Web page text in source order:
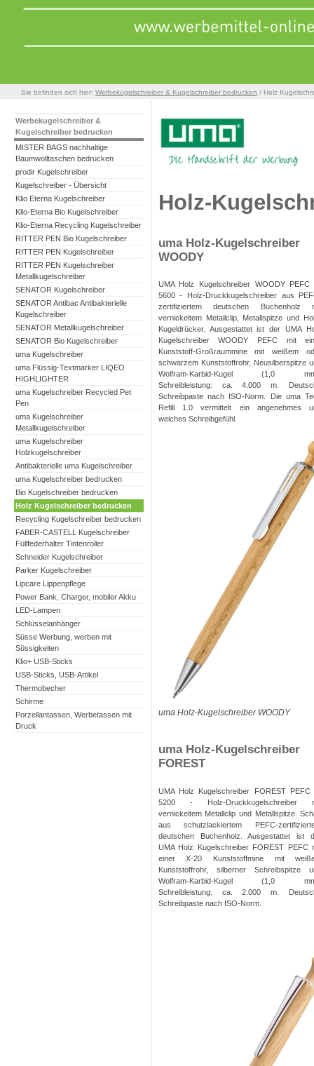
Sie befinden sich hier: Werbekugelschreiber & Kugelschreiber bedrucken / Holz
Holz-
uma Holz-Kugelschreiber
WOODY
UMA Holz Kugelschreiber WOODY PEFC
5600 - Holz-Druckkugelschreiber aus
zertifiziertem deutschen Buchenholz
vernickeltem Metallclip, Metallspitze und
Kugeldrücker. Ausgestattet ist der UMA
Kugelschreiber WOODY PEFC mit
Kunststoff-Großraummine mit weißem
schwarzem Kunststoffrohr, Neusilberspitze
Wolfram-Karbid-Kugel (1,0
Schreibleistung: ca. 4.000 m.
Schreibpaste nach ISO-Norm. Die uma
Refill 1.0 vermittelt ein angenehmes
weiches Schreibgefühl.
uma Holz-Kugelschreiber WOODY
uma Holz-Kugelschreiber
FOREST
UMA Holz Kugelschreiber FOREST PEFC
5200 - Holz-Druckkugelschreiber
vernickeltem Metallclip und Metallspitze.
aus schutzlackiertem PEFC-
deutschen Buchenholz. Ausgestattet ist
UMA Holz Kugelschreiber FOREST PEFC
einer X-20 Kunststoffmine mit
Kunststoffrohr, silberner Schreibspitze
Wolfram-Karbid-Kugel (1,0
Schreibleistung: ca. 2.000 m.
Schreibpaste nach ISO-Norm.
Werbekugelschreiber &
Kugelschreiber bedrucken
MISTER BAGS nachhaltige
Baumwolltaschen bedrucken
prodir Kugelschreiber
Kugelschreiber - Übersicht
Klio Eterna Kugelschreiber
Klio-Eterna Bio Kugelschreiber
Klio-Eterna Recycling Kugelschreiber
RITTER PEN Bio Kugelschreiber
RITTER PEN Kugelschreiber
RITTER PEN Kugelschreiber
Metallkugelschreiber
SENATOR Kugelschreiber
SENATOR Antibac Antibakterielle
Kugelschreiber
SENATOR Metallkugelschreiber
SENATOR Bio Kugelschreiber
uma Kugelschreiber
uma Flüssig-Textmarker LIQEO
HIGHLIGHTER
uma Kugelschreiber Recycled Pet
Pen
uma Kugelschreiber
Metallkugelschreiber
uma Kugelschreiber
Holzkugelschreiber
Antibakterielle uma Kugelschreiber
uma Kugelschreiber bedrucken
Bio Kugelschreiber bedrucken
Holz Kugelschreiber bedrucken
Recycling Kugelschreiber bedrucken
FABER-CASTELL Kugelschreiber
Füllfederhalter Tintenroller
Schneider Kugelschreiber
Parker Kugelschreiber
Lipcare Lippenpflege
Power Bank, Charger, mobiler Akku
LED-Lampen
Schlüsselanhänger
Süsse Werbung, werben mit
Süssigkeiten
Klio+ USB-Sticks
USB-Sticks, USB-Artikel
Thermobecher
Schirme
Porzellantassen, Werbetassen mit
Druck